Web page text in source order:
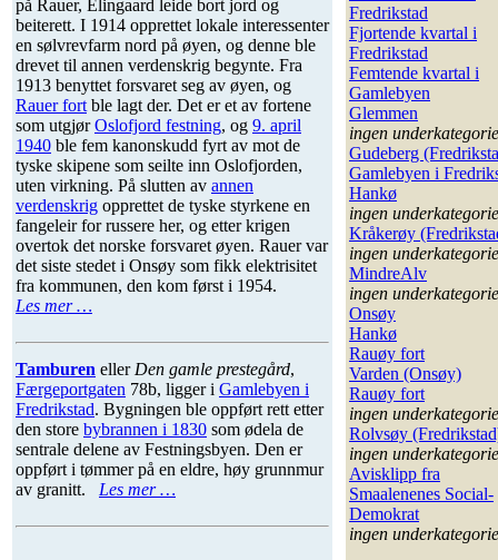
på Rauer, Elingaard leide bort jord og
beiterett. I 1914 opprettet lokale interessenter
en sølvrevfarm nord på øyen, og denne ble
drevet til annen verdenskrig begynte. Fra
1913 benyttet forsvaret seg av øyen, og
Rauer fort ble lagt der. Det er et av fortene
som utgjørOslofjord festning, og 9. april
1940 ble fem kanonskudd fyrt av mot de
tyske skipene som seilte inn Oslofjorden,
uten virkning. På slutten av annen
verdenskrig opprettet de tyske styrkene en
fangeleir for russere her, og etter krigen
overtok det norske forsvaret øyen. Rauer var
det siste stedet i Onsøy som fikk elektrisitet
fra kommunen, den kom først i 1954.
Les mer …
Tamburen eller Den gamle prestegård,
Færgeportgaten 78b, ligger i Gamlebyen i
Fredrikstad. Bygningen ble oppført rett etter
den store bybrannen i 1830 som ødela de
sentrale delene av Festningsbyen. Den er
oppført i tømmer på en eldre, høy grunnmur
av granitt. Les mer …
Fredrikstad
Fjortende kvartal i
Fredrikstad
Femtende kvartal i
Gamlebyen
Glemmen
ingen
Gudeberg
Gamlebyen i
Hankø
ingen
Kråkerøy
ingen
MindreAlv
ingen
Onsøy
Hankø
Rauøy fort
Varden (Onsøy)
Rauøy fort
ingen
Rolvsøy
ingen
Avisklipp fra
Smaalenenes Social-
Demokrat
ingen